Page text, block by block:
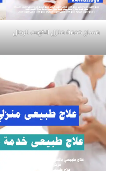
مساج خدمة منازل الكويت للرجال